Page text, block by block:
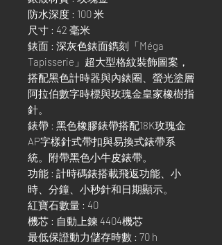
防水深度 : 100 米
尺寸 : 42 毫米
錶面 : 深灰色錶面鐫刻「Méga
Tapisserie」超大型格紋裝飾圖案，
搭配黑色計時器與內錶圈、螢光塗層
阿拉伯數字時標與玫瑰金皇家橡樹指
針。
錶帶 : 黑色橡膠錶帶搭配18K玫瑰金
AP字樣針式帶扣與易換式錶帶系
統。附帶黑色小牛皮錶帶。
功能 : 計時碼錶搭載飛返功能、小
時、分鐘、小秒針和日期顯示。
紅寶石數量 : 40
機芯 : 自動上鍊 4404機芯
最低保證動力儲存時數 : 70 h